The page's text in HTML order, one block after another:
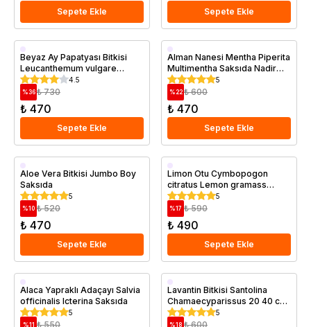
Sepete Ekle Sepete Ekle
Saksıda
Beyaz Ay Papatyası Bitkisi
Leucanthemum vulgare
Saksıda
4.5
%36 ₺ 730
₺ 470
Sepete Ekle
Saksıda
Alman Nanesi Mentha Piperita
Multimentha Saksıda Nadir
Tür
5
%22 ₺ 600
₺ 470
Sepete Ekle
Saksıda
Aloe Vera Bitkisi Jumbo Boy
Saksıda
5
%10 ₺ 520
₺ 470
Sepete Ekle
Saksıda
Limon Otu Cymbopogon
citratus Lemon gramass
Saksıda
5
%17 ₺ 590
₺ 490
Sepete Ekle
Saksıda
Alaca Yapraklı Adaçayı Salvia
officinalis Icterina Saksıda
5
%11 ₺ 550
Saksıda
Lavantin Bitkisi Santolina
Chamaecyparissus 20 40 cm
Saksıda
5
%18 ₺ 600